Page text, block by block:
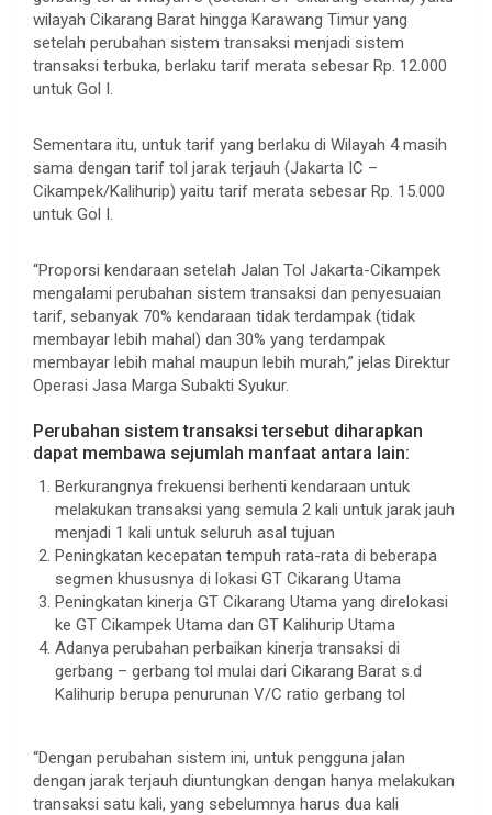
wilayah Cikarang Barat hingga Karawang Timur yang
setelah perubahan sistem transaksi menjadi sistem
transaksi terbuka, berlaku tarif merata sebesar Rp. 12.000
untuk Gol I.
Sementara itu, untuk tarif yang berlaku di Wilayah 4 masih
sama dengan tarif tol jarak terjauh (Jakarta IC –
Cikampek/Kalihurip) yaitu tarif merata sebesar Rp. 15.000
untuk Gol I.
“Proporsi kendaraan setelah Jalan Tol Jakarta-Cikampek
mengalami perubahan sistem transaksi dan penyesuaian
tarif, sebanyak 70% kendaraan tidak terdampak (tidak
membayar lebih mahal) dan 30% yang terdampak
membayar lebih mahal maupun lebih murah,” jelas Direktur
Operasi Jasa Marga Subakti Syukur.
Perubahan sistem transaksi tersebut diharapkan
dapat membawa sejumlah manfaat antara lain:
Berkurangnya frekuensi berhenti kendaraan untuk
melakukan transaksi yang semula 2 kali untuk jarak jauh
menjadi 1 kali untuk seluruh asal tujuan
Peningkatan kecepatan tempuh rata-rata di beberapa
segmen khususnya di lokasi GT Cikarang Utama
Peningkatan kinerja GT Cikarang Utama yang direlokasi
ke GT Cikampek Utama dan GT Kalihurip Utama
Adanya perubahan perbaikan kinerja transaksi di
gerbang – gerbang tol mulai dari Cikarang Barat s.d
Kalihurip berupa penurunan V/C ratio gerbang tol
“Dengan perubahan sistem ini, untuk pengguna jalan
dengan jarak terjauh diuntungkan dengan hanya melakukan
transaksi satu kali, yang sebelumnya harus dua kali